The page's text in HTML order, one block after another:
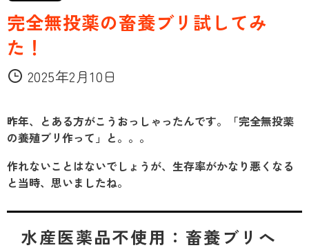
完全無投薬の畜養ブリ試してみ
た！
2025年2月10日
昨年、とある方がこうおっしゃったんです。「完全無投薬
の養殖ブリ作って」と。。。
作れないことはないでしょうが、生存率がかなり悪くなる
と当時、思いましたね。
水産医薬品不使用：畜養ブリへ